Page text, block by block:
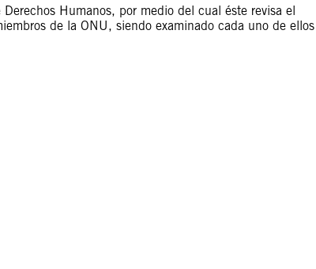
Humanos, por medio del cual éste revisa el
de la ONU, siendo examinado cada uno de ellos